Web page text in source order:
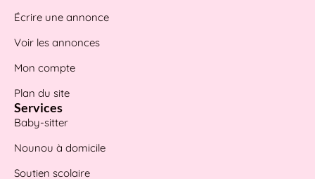
Écrire une annonce
Voir les annonces
Mon compte
Plan du site
Services
Baby-sitter
Nounou à domicile
Soutien scolaire